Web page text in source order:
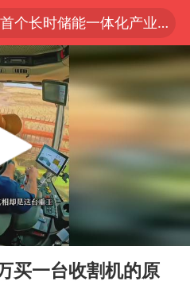
全球首个长时储能一体化产业园量产
海豚加强
宾高县4.9级地震致1死
令驱动有色板块大涨
第一杯奶茶到底有多火
国防部：中国军队坚决反制任何闹海挑衅图谋
买一台收割机的原